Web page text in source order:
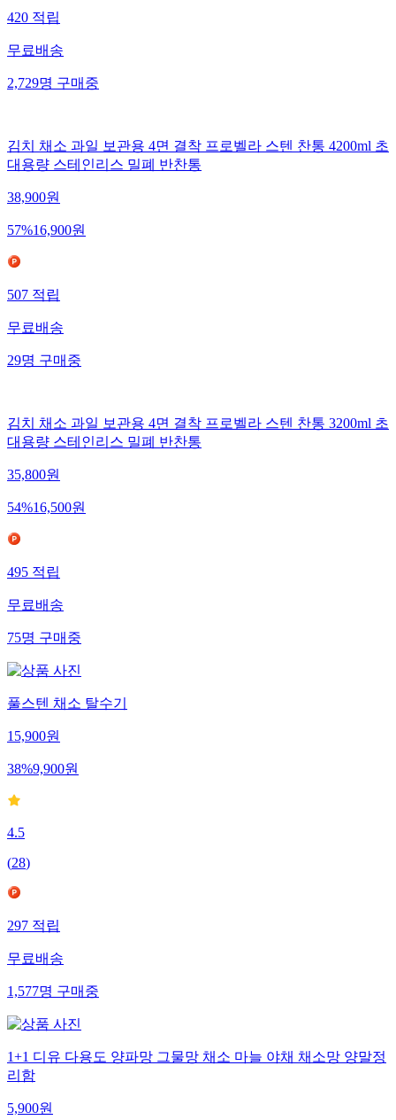
420 적립
무료배송
2,729명 구매중
김치 채소 과일 보관용 4면 결착 프로벨라 스텐 찬통 4200ml 초
대용량 스테인리스 밀폐 반찬통
38,900원
57%16,900원
507적립
무료배송
29명구매중
김치 채소 과일 보관용 4면 결착 프로벨라 스텐 찬통 3200ml 초
대용량 스테인리스 밀폐 반찬통
35,800원
54%16,500원
495적립
무료배송
75명구매중
풀스텐 채소 탈수기
15,900원
38%9,900원
4.5
(28)
297적립
무료배송
1,577명구매중
1+1 디유 다용도 양파망 그물망 채소 마늘 야채 채소망 양말정
리함
5,900원